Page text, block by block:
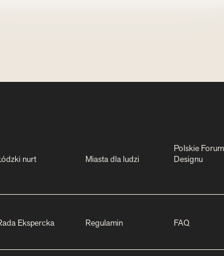
nurt Miasta dla ludzi
Polskie Forum
Designu
Ekspercka Regulamin FAQ